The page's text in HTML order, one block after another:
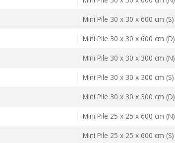
Mini Pile 30 x 30 x 600 cm (S)
Mini Pile 30 x 30 x 600 cm (D)
Mini Pile 30 x 30 x 300 cm (N)
Mini Pile 30 x 30 x 300 cm (S)
Mini Pile 30 x 30 x 300 cm (D)
Mini Pile 25 x 25 x 600 cm (N)
Mini Pile 25 x 25 x 600 cm (S)